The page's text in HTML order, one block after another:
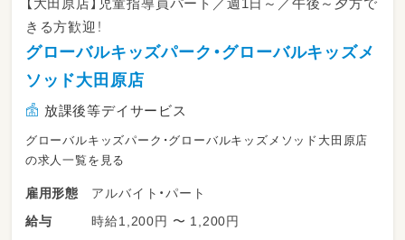
きる方歓迎！
グローバルキッズパーク・グローバルキッズメ
ソッド大田原店
放課後等デイサービス
グローバルキッズパーク・グローバルキッズメソッド大田原店
の求人一覧を見る
雇用形態
アルバイト・パート
給与
時給1,200円 〜 1,200円